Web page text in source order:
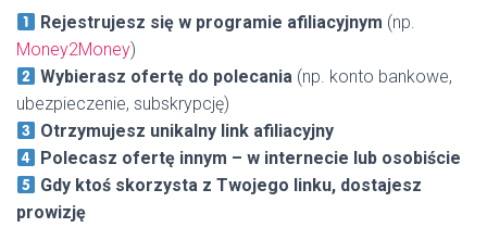
Rejestrujesz się w programie afiliacyjnym (np.
Money2Money)
Wybierasz ofertę do polecania (np. konto bankowe,
ubezpieczenie, subskrypcję)
Otrzymujesz unikalny link afiliacyjny
Polecasz ofertę innym – w internecie lub osobiście
Gdy ktoś skorzysta z Twojego linku, dostajesz
prowizję